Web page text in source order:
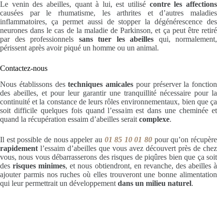
Le venin des abeilles, quant à lui, est utilisé contre les affections
causées par le rhumatisme, les arthrites et d’autres maladies
inflammatoires, ça permet aussi de stopper la dégénérescence des
neurones dans le cas de la maladie de Parkinson, et ça peut être retiré
par des professionnels sans tuer les abeilles qui, normalement,
périssent après avoir piqué un homme ou un animal.
Contactez-nous
Nous établissons destechniques amicales pour préserver la fonction
des abeilles, et pour leur garantir une tranquillité nécessaire pour la
continuité et la constance de leurs rôles environnementaux, bien que ça
soit difficile quelques fois quand l’essaim est dans une cheminée et
quand la récupération essaim d’abeilles serait complexe.
Il est possible de nous appeler au 01 85 10 01 80 pour qu’on récupère
rapidement l’essaim d’abeilles que vous avez découvert près de chez
vous, nous vous débarrasserons des risques de piqûres bien que ça soit
des risques minimes, et nous obtiendront, en revanche, des abeilles à
ajouter parmis nos ruches où elles trouveront une bonne alimentation
qui leur permettrait un développement dans un milieu naturel.